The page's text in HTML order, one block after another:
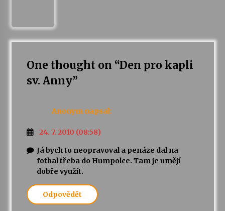
One thought on “Den pro kapli
sv. Anny”
Anonym napsal:
24. 7. 2010 (08:58)
Já bych to neopravoval a penáze dal na
fotbal třeba do Humpolce. Tam je umějí
dobře využít.
Odpovědět